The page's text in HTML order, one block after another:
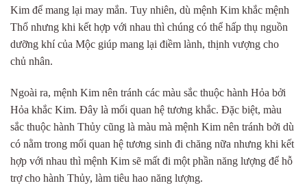
Kim để mang lại may mắn. Tuy nhiên, dù mệnh Kim khắc mệnh
Thổ nhưng khi kết hợp với nhau thì chúng có thể hấp thụ nguồn
dưỡng khí của Mộc giúp mang lại điềm lành, thịnh vượng cho
chủ nhân.
Ngoài ra, mệnh Kim nên tránh các màu sắc thuộc hành Hỏa bởi
Hỏa khắc Kim. Đây là mối quan hệ tương khắc. Đặc biệt, màu
sắc thuộc hành Thủy cũng là màu mà mệnh Kim nên tránh bởi dù
có nằm trong mối quan hệ tương sinh đi chăng nữa nhưng khi kết
hợp với nhau thì mệnh Kim sẽ mất đi một phần năng lượng để hỗ
trợ cho hành Thủy, làm tiêu hao năng lượng.